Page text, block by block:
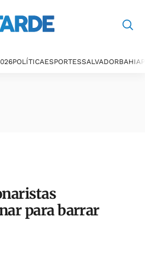
POLÍTICAESPORTESSALVADORBAHIA
para barrar